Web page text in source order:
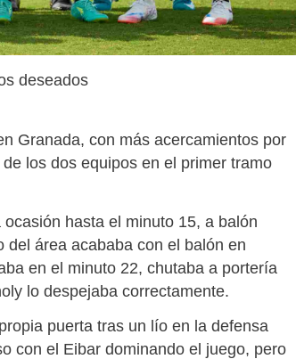
deseados
Granada, con más acercamientos por
los dos equipos en el primer tramo
hasta el minuto 15, a balón
del área acababa con el balón en
en el minuto 22, chutaba a portería
lo despejaba correctamente.
puerta tras un lío en la defensa
con el Eibar dominando el juego, pero